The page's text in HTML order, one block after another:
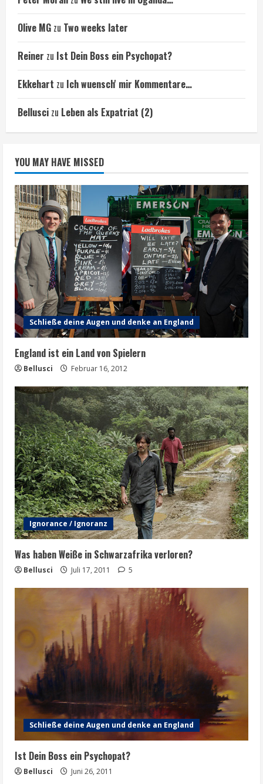
Olive MG zu Two weeks later
Reiner zu Ist Dein Boss ein Psychopat?
Ekkehart zu Ich wuensch' mir Kommentare…
Bellusci zu Leben als Expatriat (2)
YOU MAY HAVE MISSED
Schließe deine Augen und denke an England
England ist ein Land von Spielern
Bellusci Februar 16, 2012
Ignorance / Ignoranz
Was haben Weiße in Schwarzafrika verloren?
Bellusci Juli 17, 2011 5
Schließe deine Augen und denke an England
Ist Dein Boss ein Psychopat?
Bellusci Juni 26, 2011